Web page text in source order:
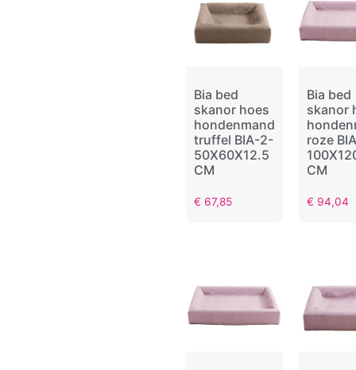
Bia bed
skanor hoes
hondenmand
truffel BIA-2-
50X60X12.5
CM
€ 67,85
Bia bed
skanor
roze
CM
€ 94,04